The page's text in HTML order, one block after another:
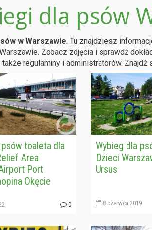
dla psów
w Warszawie. Tu znajdziesz
Zobacz zdjęcia i sprawdź
także regulaminy i administratorów. Znajdź
toaleta dla
Area
Port
Okęcie
0
Wybieg dla
Dzieci
Ursus
8 czerwca 2019